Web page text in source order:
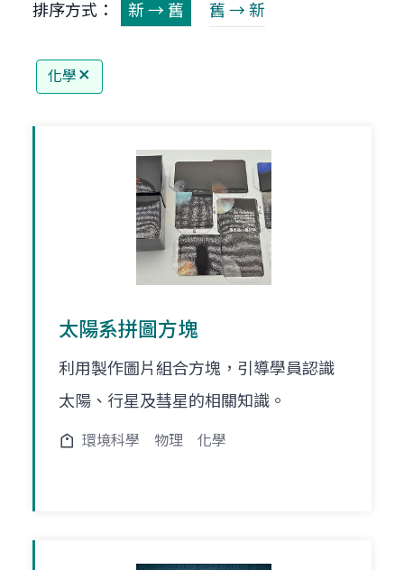
排序方式： 新 → 舊 舊 → 新
化學
太陽系拼圖方塊
利用製作圖片組合方塊，引導學員認識
太陽、行星及彗星的相關知識。
環境科學 物理 化學